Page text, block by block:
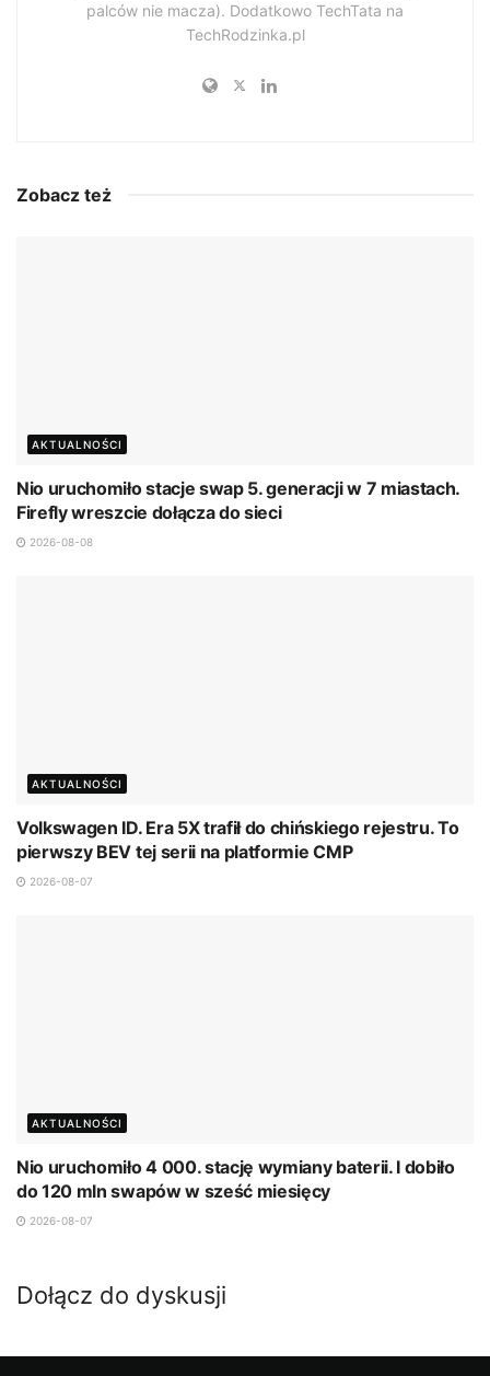
palców nie macza). Dodatkowo TechTata na
TechRodzinka.pl
Zobacz też
AKTUALNOŚCI
Nio uruchomiło stacje swap 5. generacji w 7 miastach.
Firefly wreszcie dołącza do sieci
2026-08-08
AKTUALNOŚCI
Volkswagen ID. Era 5X trafił do chińskiego rejestru. To
pierwszy BEV tej serii na platformie CMP
2026-08-07
AKTUALNOŚCI
Nio uruchomiło 4 000. stację wymiany baterii. I dobiło
do 120 mln swapów w sześć miesięcy
2026-08-07
Dołącz do dyskusji